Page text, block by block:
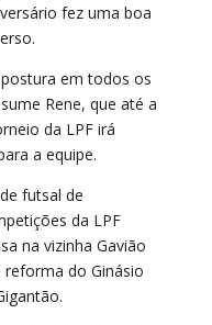
fez uma boa
em todos os
Rene, que até a
da LPF irá
a equipe.
futsal de
da LPF
na vizinha Gavião
do Ginásio